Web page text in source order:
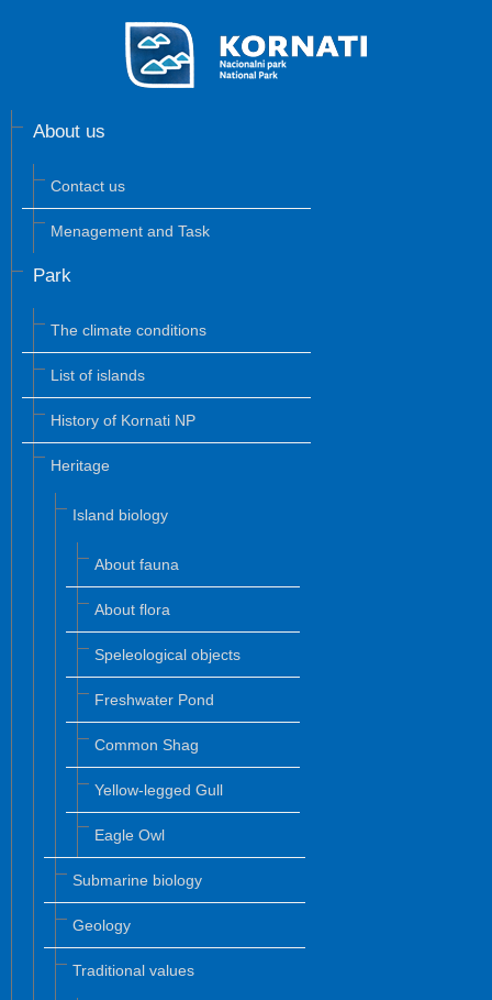
About us
Contact us
Menagement and Task
Park
The climate conditions
List of islands
History of Kornati NP
Heritage
Island biology
About fauna
About flora
Speleological objects
Freshwater Pond
Common Shag
Yellow-legged Gull
Eagle Owl
Submarine biology
Geology
Traditional values